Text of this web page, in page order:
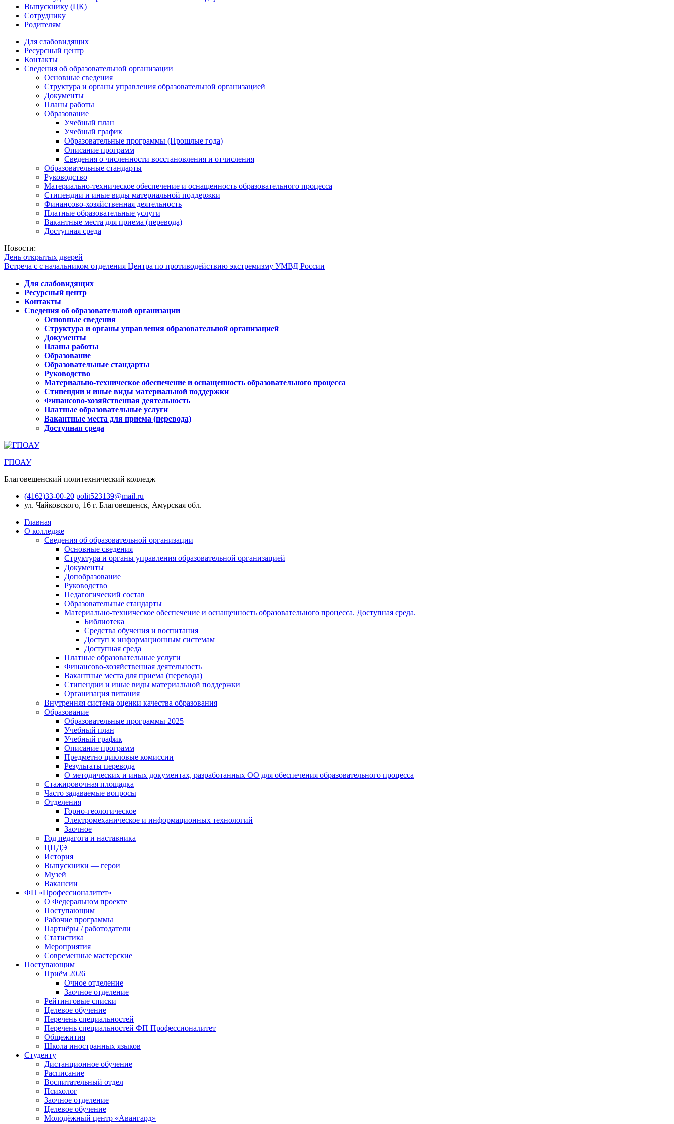
Выпускнику (ЦК)
Сотруднику
Родителям
Для слабовидящих
Ресурсный центр
Контакты
Сведения об образовательной организации
Основные сведения
Структура и органы управления образовательной организацией
Документы
Планы работы
Образование
Учебный план
Учебный график
Образовательные программы (Прошлые года)
Описание программ
Сведения о численности восстановления и отчисления
Образовательные стандарты
Руководство
Материально-техническое обеспечение и оснащенность образовательного процесса
Стипендии и иные виды материальной поддержки
Финансово-хозяйственная деятельность
Платные образовательные услуги
Вакантные места для приема (перевода)
Доступная среда
Новости:
День открытых дверей
Встреча с с начальником отделения Центра по противодействию экстремизму УМВД России
Для слабовидящих
Ресурсный центр
Контакты
Сведения об образовательной организации
Основные сведения
Структура и органы управления образовательной организацией
Документы
Планы работы
Образование
Образовательные стандарты
Руководство
Материально-техническое обеспечение и оснащенность образовательного процесса
Стипендии и иные виды материальной поддержки
Финансово-хозяйственная деятельность
Платные образовательные услуги
Вакантные места для приема (перевода)
Доступная среда
ГПОАУ
Благовещенский политехнический колледж
(4162)33-00-20 polit523139@mail.ru
ул. Чайковского, 16 г. Благовещенск, Амурская обл.
Главная
О колледже
Сведения об образовательной организации
Основные сведения
Структура и органы управления образовательной организацией
Документы
Допобразование
Руководство
Педагогический состав
Образовательные стандарты
Материально-техническое обеспечение и оснащенность образовательного процесса. Доступная среда.
Библиотека
Средства обучения и воспитания
Доступ к информационным системам
Доступная среда
Платные образовательные услуги
Финансово-хозяйственная деятельность
Вакантные места для приема (перевода)
Стипендии и иные виды материальной поддержки
Организация питания
Внутренняя система оценки качества образования
Образование
Образовательные программы 2025
Учебный план
Учебный график
Описание программ
Предметно цикловые комиссии
Результаты перевода
О методических и иных документах, разработанных ОО для обеспечения образовательного процесса
Стажировочная площадка
Часто задаваемые вопросы
Отделения
Горно-геологическое
Электромеханическое и информационных технологий
Заочное
Год педагога и наставника
ЦПДЭ
История
Выпускники — герои
Музей
Вакансии
ФП «Профессионалитет»
О Федеральном проекте
Поступающим
Рабочие программы
Партнёры / работодатели
Статистика
Мероприятия
Современные мастерские
Поступающим
Приём 2026
Очное отделение
Заочное отделение
Рейтинговые списки
Целевое обучение
Перечень специальностей
Перечень специальностей ФП Профессионалитет
Общежития
Школа иностранных языков
Студенту
Дистанционное обучение
Расписание
Воспитательный отдел
Психолог
Заочное отделение
Целевое обучение
Молодёжный центр «Авангард»